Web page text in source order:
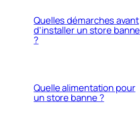
Quelles démarches avant
d’installer un store banne
?
Quelle alimentation pour
un store banne ?